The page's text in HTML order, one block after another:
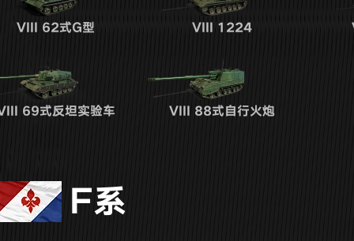
VIII 62式G型 VIII 1224
69式反坦实验车 VIII 88式自行火炮
F系